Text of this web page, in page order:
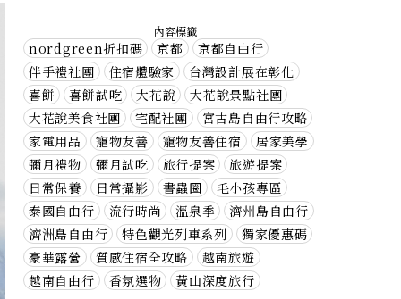
內容標籤
nordgreen折扣碼 京都
京都自由行
伴手禮社團
住宿體驗家
台灣設計展在彰化
喜餅
喜餅試吃 大花說
大花說景點社團
大花說美食社團
宅配社團
宮古島自由行攻略
家電用品
寵物友善 寵物友善住宿
居家美學
彌月禮物
彌月試吃 旅行提案
旅遊提案
日常保養
日常攝影 書蟲圈
毛小孩專區
泰國自由行
流行時尚 溫泉季
濟州島自由行
濟洲島自由行
特色觀光列車系列
獨家優惠碼
豪華露營
質感住宿全攻略
越南旅遊
越南自由行
香氛選物 黃山深度旅行